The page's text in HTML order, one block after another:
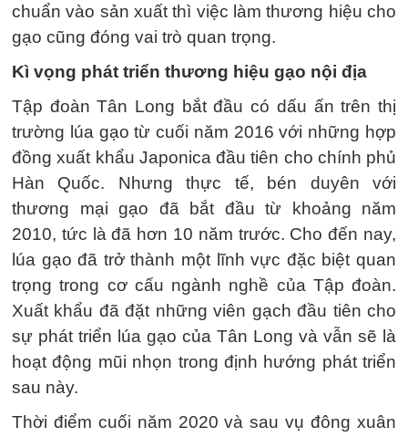
chuẩn vào sản xuất thì việc làm thương hiệu cho
gạo cũng đóng vai trò quan trọng.
Kì vọng phát triển thương hiệu gạo nội địa
Tập đoàn Tân Long bắt đầu có dấu ấn trên thị
trường lúa gạo từ cuối năm 2016 với những hợp
đồng xuất khẩu Japonica đầu tiên cho chính phủ
Hàn Quốc. Nhưng thực tế, bén duyên với
thương mại gạo đã bắt đầu từ khoảng năm
2010, tức là đã hơn 10 năm trước. Cho đến nay,
lúa gạo đã trở thành một lĩnh vực đặc biệt quan
trọng trong cơ cấu ngành nghề của Tập đoàn.
Xuất khẩu đã đặt những viên gạch đầu tiên cho
sự phát triển lúa gạo của Tân Long và vẫn sẽ là
hoạt động mũi nhọn trong định hướng phát triển
sau này.
Thời điểm cuối năm 2020 và sau vụ đông xuân